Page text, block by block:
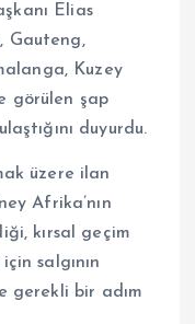
Elias
Gauteng,
Kuzey
görülen şap
duyurdu.
üzere ilan
Afrika’nın
kırsal geçim
salgının
gerekli bir adım